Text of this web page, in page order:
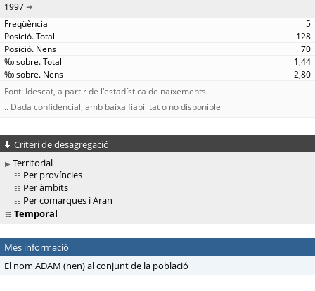
1997
5
128
70
1,44
2,80
Font: Idescat, a partir de l'estadística de naixements.
.. Dada confidencial, amb baixa fiabilitat o no disponible
Criteri de desagregació
Territorial
Per províncies
Per àmbits
Per comarques i Aran
Temporal
Més informació
El nom ADAM (nen) al conjunt de la població